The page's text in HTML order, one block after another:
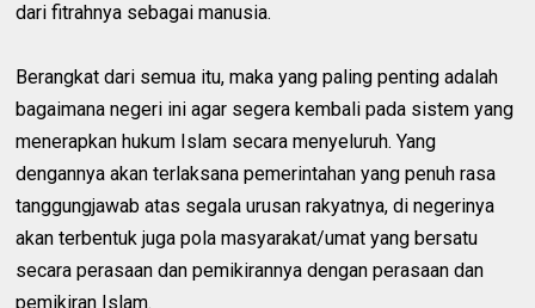
dari fitrahnya sebagai manusia.
Berangkat dari semua itu, maka yang paling penting adalah
bagaimana negeri ini agar segera kembali pada sistem yang
menerapkan hukum Islam secara menyeluruh. Yang
dengannya akan terlaksana pemerintahan yang penuh rasa
tanggungjawab atas segala urusan rakyatnya, di negerinya
akan terbentuk juga pola masyarakat/umat yang bersatu
secara perasaan dan pemikirannya dengan perasaan dan
pemikiran Islam.